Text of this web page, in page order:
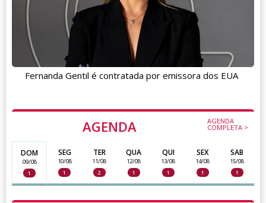
AGENDA AGENDA
COMPLETA >
DOM
09/08
1
SEG
10/08
1
TER
11/08
2
QUA
12/08
1
QUI
13/08
1
SEX
14/08
1
SAB
15/08
1
Fernanda Gentil é contratada por emissora dos EUA